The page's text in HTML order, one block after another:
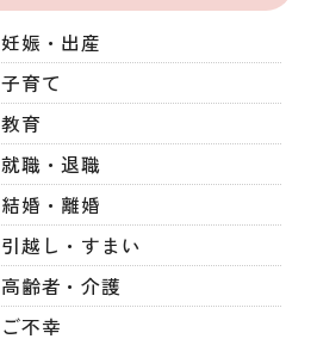
妊娠・出産
子育て
教育
就職・退職
結婚・離婚
引越し・すまい
高齢者・介護
ご不幸